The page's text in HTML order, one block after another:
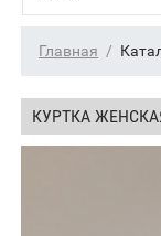
Главная
КУРТКА